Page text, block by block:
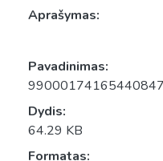
Aprašymas:
Pavadinimas:
Dydis:
64.29 KB
Formatas: